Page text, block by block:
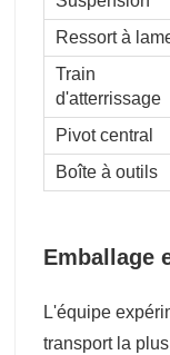
Ressort à
Train
d'atterrissage
Pivot central
Boîte à outils
Emballage
L'équipe
transport la